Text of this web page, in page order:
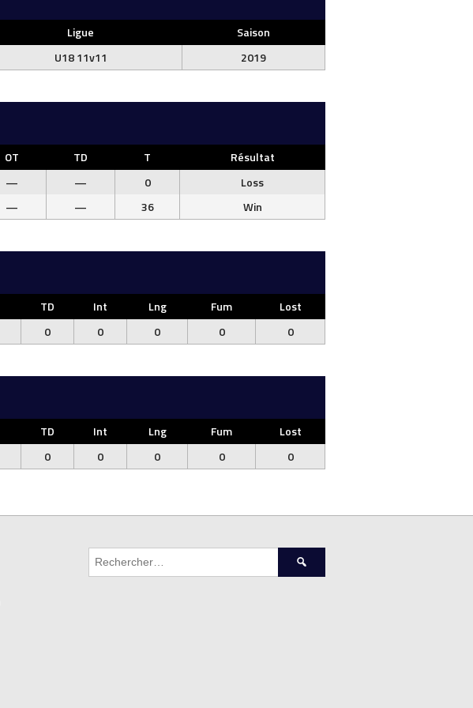
Ligue
Saison
U18 11v11 2019
OT TD T
Résultat
— — 0
Loss
— — 36 Win
TD Int Lng Fum
Lost
0 0 0 0 0
TD Int Lng Fum
Lost
0 0 0 0 0
Rechercher :